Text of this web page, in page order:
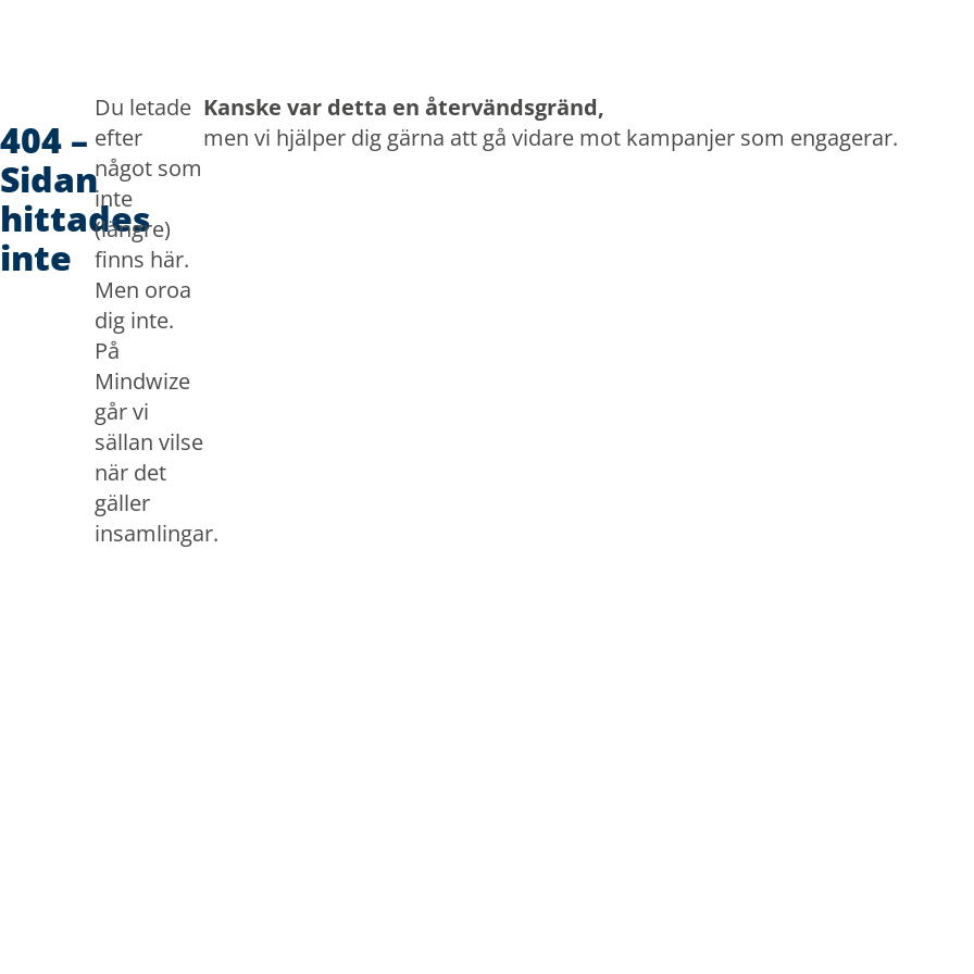
404 –
Sidan
hittades
inte
Du letade
efter
något som
inte
(längre)
finns här.
Men oroa
dig inte.
På
Mindwize
går vi
sällan vilse
när det
gäller
insamlingar.
Kanske var detta en återvändsgränd,
men vi hjälper dig gärna att gå vidare mot kampanjer som engagerar.